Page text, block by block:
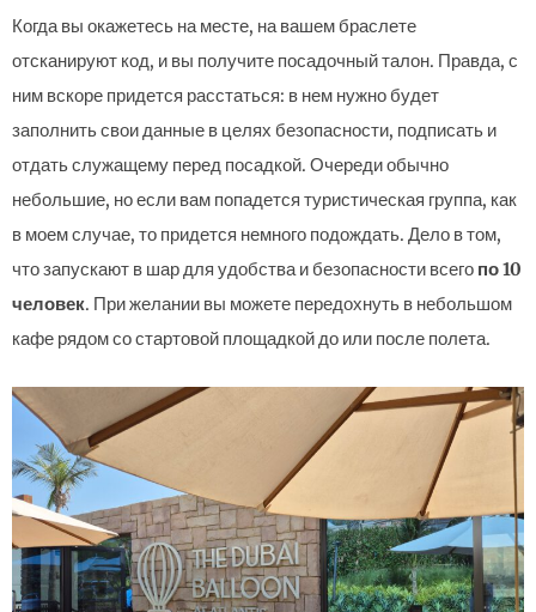
Когда вы окажетесь на месте, на вашем браслете
отсканируют код, и вы получите посадочный талон. Правда, с
ним вскоре придется расстаться: в нем нужно будет
заполнить свои данные в целях безопасности, подписать и
отдать служащему перед посадкой. Очереди обычно
небольшие, но если вам попадется туристическая группа, как
в моем случае, то придется немного подождать. Дело в том,
что запускают в шар для удобства и безопасности всего по 10
человек. При желании вы можете передохнуть в небольшом
кафе рядом со стартовой площадкой до или после полета.